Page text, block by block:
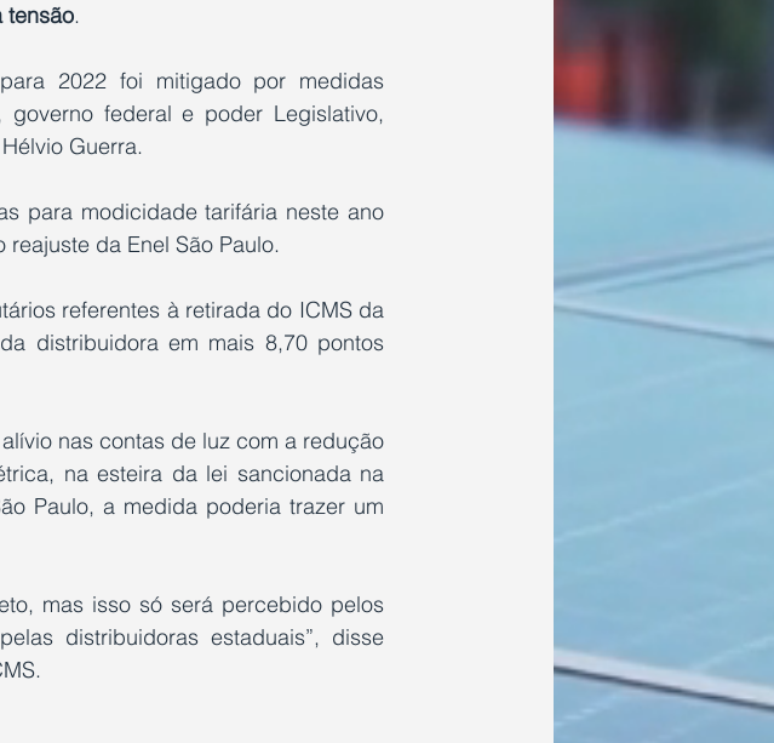
tensão.
2022 foi mitigado por medidas
governo federal e poder Legislativo,
Guerra.
para modicidade tarifária neste ano
da Enel São Paulo.
referentes à retirada do ICMS da
distribuidora em mais 8,70 pontos
nas contas de luz com a redução
na esteira da lei sancionada na
Paulo, a medida poderia trazer um
mas isso só será percebido pelos
distribuidoras estaduais”, disse